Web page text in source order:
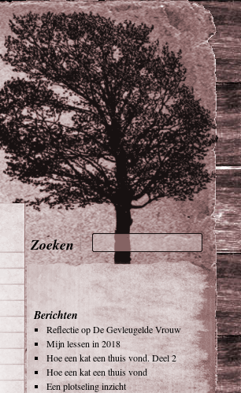
Berichten
Reflectie op De Gevleugelde Vrouw
Mijn lessen in 2018
Hoe een kat een thuis vond. Deel 2
Hoe een kat een thuis vond
Een plotseling inzicht